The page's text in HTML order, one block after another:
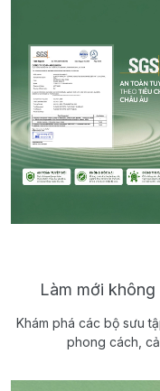
Làm mới
Khám phá các bộ sưu
phong cách,